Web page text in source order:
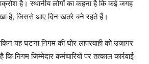
है। स्थानीय लोगों का कहना है कि कई जगह
है, जिससे आए दिन खतरे बने रहते हैं।
यह घटना निगम की घोर लापरवाही को उजागर
निगम जिम्मेदार कर्मचारियों पर तत्काल कार्रवाई